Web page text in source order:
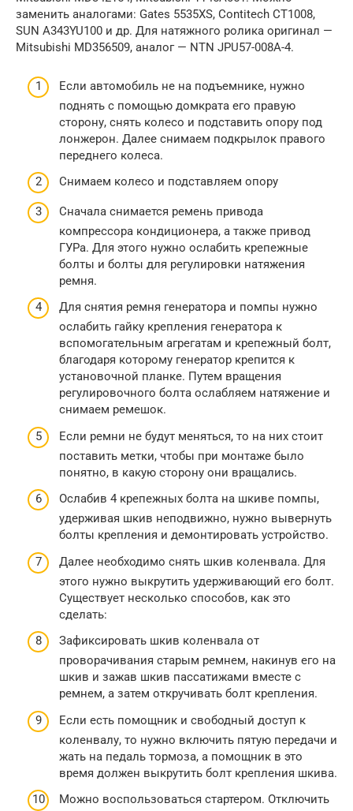
заменить аналогами: Gates 5535XS, Contitech CT1008,
SUN A343YU100 и др. Для натяжного ролика оригинал —
Mitsubishi MD356509, аналог — NTN JPU57-008A-4.
Если автомобиль не на подъемнике, нужно
поднять с помощью домкрата его правую
сторону, снять колесо и подставить опору под
лонжерон. Далее снимаем подкрылок правого
переднего колеса.
Снимаем колесо и подставляем опору
Сначала снимается ремень привода
компрессора кондиционера, а также привод
ГУРа. Для этого нужно ослабить крепежные
болты и болты для регулировки натяжения
ремня.
Для снятия ремня генератора и помпы нужно
ослабить гайку крепления генератора к
вспомогательным агрегатам и крепежный болт,
благодаря которому генератор крепится к
установочной планке. Путем вращения
регулировочного болта ослабляем натяжение и
снимаем ремешок.
Если ремни не будут меняться, то на них стоит
поставить метки, чтобы при монтаже было
понятно, в какую сторону они вращались.
Ослабив 4 крепежных болта на шкиве помпы,
удерживая шкив неподвижно, нужно вывернуть
болты крепления и демонтировать устройство.
Далее необходимо снять шкив коленвала. Для
этого нужно выкрутить удерживающий его болт.
Существует несколько способов, как это
сделать:
Зафиксировать шкив коленвала от
проворачивания старым ремнем, накинув его на
шкив и зажав шкив пассатижами вместе с
ремнем, а затем откручивать болт крепления.
Если есть помощник и свободный доступ к
коленвалу, то нужно включить пятую передачи и
жать на педаль тормоза, а помощник в это
время должен выкрутить болт крепления шкива.
Можно воспользоваться стартером. Отключить